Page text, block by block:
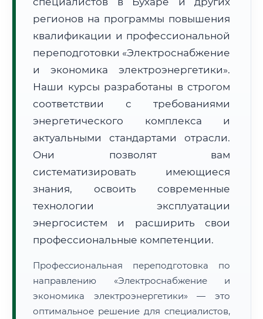
Расчет логистики оригиналов:
• Маршрут транзита:~2 182 км
3–5 рабочих дней
📜 Документы и аккредитация
регионов на программы повышения
квалификации и профессиональной
переподготовки «Электроснабжение
и экономика электроэнергетики».
Наши курсы разработаны в строгом
соответствии с требованиями
энергетического комплекса и
актуальными стандартами отрасли.
Они позволят вам
систематизировать имеющиеся
знания, освоить современные
технологии эксплуатации
энергосистем и расширить свои
профессиональные компетенции.
Профессиональная переподготовка по
направлению «Электроснабжение и
экономика электроэнергетики» — это
оптимальное решение для специалистов,